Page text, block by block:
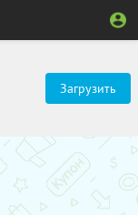
Загрузить